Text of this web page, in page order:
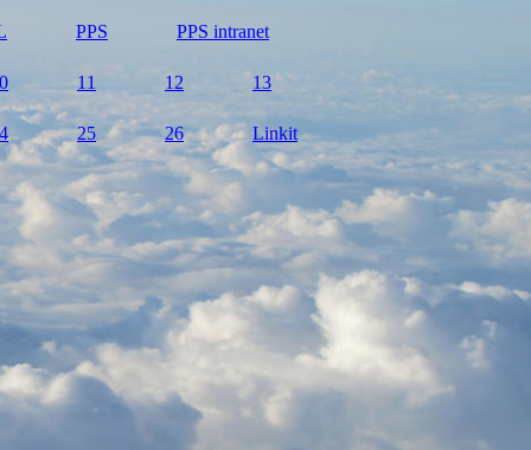
PPS PPS intranet
11 12 13
25 26 Linkit